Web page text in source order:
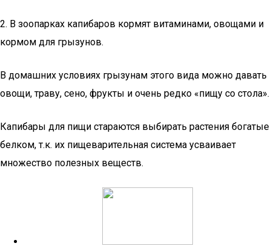
2. В зоопарках капибаров кормят витаминами, овощами и
кормом для грызунов.
В домашних условиях грызунам этого вида можно давать
овощи, траву, сено, фрукты и очень редко «пищу со стола».
Капибары для пищи стараются выбирать растения богатые
белком, т.к. их пищеварительная система усваивает
множество полезных веществ.